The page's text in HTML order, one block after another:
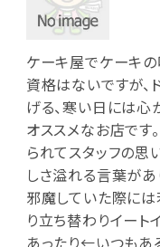
ケーキ屋でケーキ
資格はないですが
げる、寒い日には
オススメなお店です
られてスタッフの
しさ溢れる言葉が
邪魔していた際に
り立ち替わりイート
あったり←いつもあ